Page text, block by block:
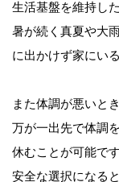
生活基盤を維持し
暑が続く真夏や大
に出かけず家にい
また体調が悪いと
万が一出先で体調
休むことが可能で
安全な選択になる